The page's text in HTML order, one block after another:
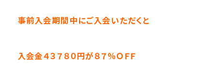
事前入会期間中にご入会いただくと
入会金４３７８０円が８７％ＯＦＦ